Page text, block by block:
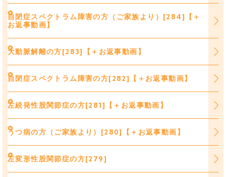
自閉症スペクトラム障害の方（ご家族より）[284]【＋
お返事動画】
大動脈解離の方[283]【＋お返事動画】
自閉症スペクトラム障害の方[282]【＋お返事動画】
左続発性股関節症の方[281]【＋お返事動画】
うつ病の方（ご家族より）[280]【＋お返事動画】
左変形性股関節症の方[279]